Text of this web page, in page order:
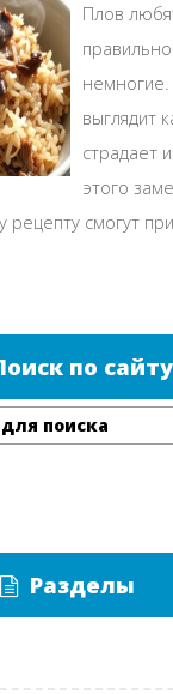
Плов
немногие.
выглядит
страдает
этого
смогут
по сайту
Разделы